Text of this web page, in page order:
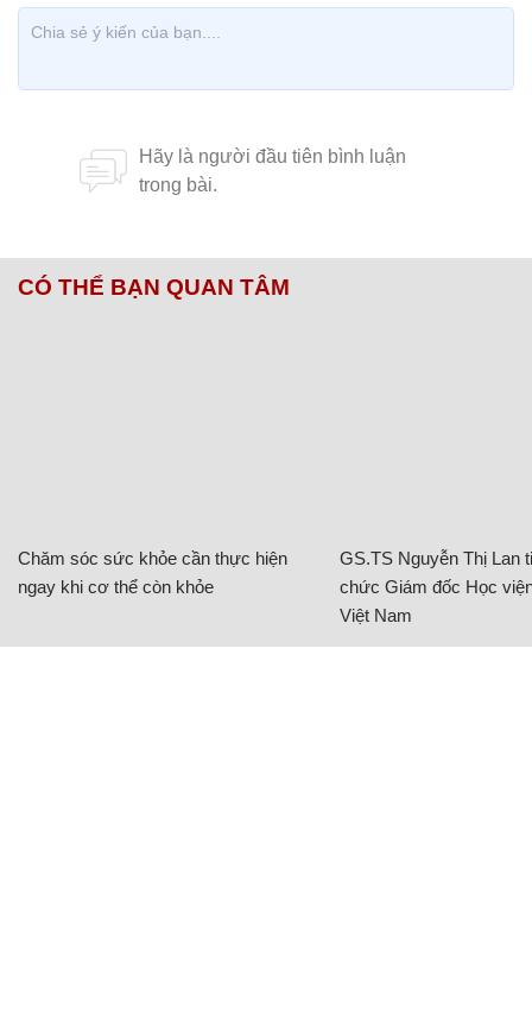
CÓ THỂ BẠN QUAN TÂM
Chăm sóc sức khỏe cần thực hiện
ngay khi cơ thể còn khỏe
GS.TS Nguyễn Thị Lan
chức Giám đốc Học
Việt Nam